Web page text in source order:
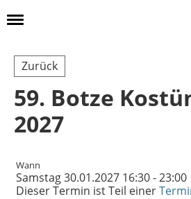
Zurück
59. Botze
2027
Wann
Samstag 30.01.2027 16:30 - 23:00
Dieser Termin ist Teil einer